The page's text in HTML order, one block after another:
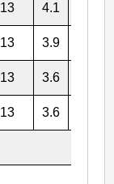
13 4.1
13 3.9
13 3.6
13 3.6